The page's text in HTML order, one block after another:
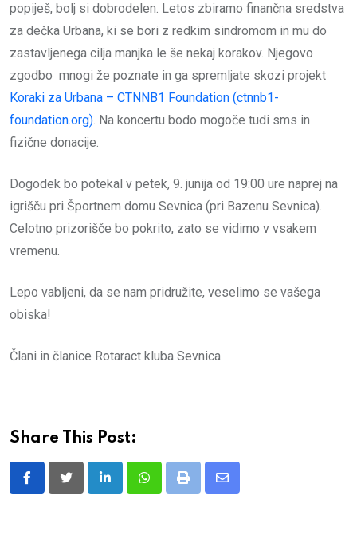
popiješ, bolj si dobrodelen. Letos zbiramo finančna sredstva
za dečka Urbana, ki se bori z redkim sindromom in mu do
zastavljenega cilja manjka le še nekaj korakov. Njegovo
zgodbo mnogi že poznate in ga spremljate skozi projekt
Koraki za Urbana – CTNNB1 Foundation (ctnnb1-
foundation.org). Na koncertu bodo mogoče tudi sms in
fizične donacije.
Dogodek bo potekal v petek, 9. junija od 19:00 ure naprej na
igrišču pri Športnem domu Sevnica (pri Bazenu Sevnica).
Celotno prizorišče bo pokrito, zato se vidimo v vsakem
vremenu.
Lepo vabljeni, da se nam pridružite, veselimo se vašega
obiska!
Člani in članice Rotaract kluba Sevnica
Share This Post:
LinkedInWhatsappPrint
Share